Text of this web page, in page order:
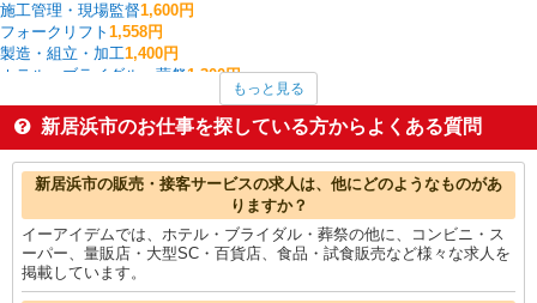
施工管理・現場監督1,600円
フォークリフト 1,558円
製造・組立・加工1,400円
ホテル・ブライダル・葬祭1,300円
その他軽作業・製造・物流1,300円
中型（2t・4t）ドライバー1,300円
アパレル販売1,275円
新居浜市の他の職種の平均時給を見る
もっと見る
新居浜市のお仕事を探している方からよくある質問
新居浜市の販売・接客サービスの求人は、他にどのようなものがあ
りますか？
イーアイデムでは、ホテル・ブライダル・葬祭の他に、コンビニ・ス
ーパー、量販店・大型SC・百貨店、食品・試食販売など様々な求人を
掲載しています。